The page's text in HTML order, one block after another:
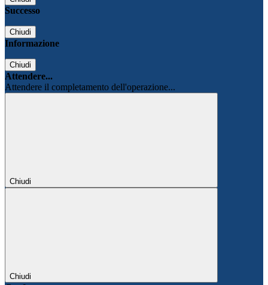
Successo
Chiudi
Informazione
Chiudi
Attendere...
Attendere il completamento dell'operazione...
Chiudi
Chiudi